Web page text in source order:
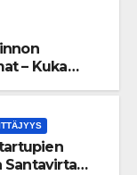
– Kuka
Santavirta